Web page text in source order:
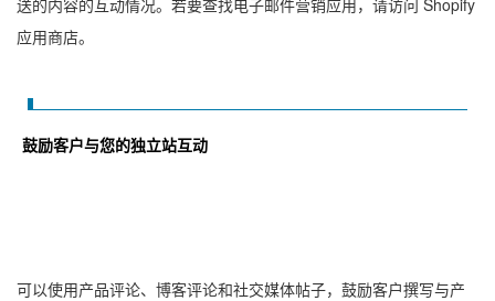
送的内容的互动情况。若要查找电子邮件营销应用，请访问 Shopify
应用商店。
鼓励客户与您的独立站互动
可以使用产品评论、博客评论和社交媒体帖子，鼓励客户撰写与产